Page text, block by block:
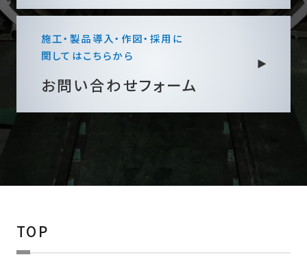
施工・製品導入・作図・採用に
関してはこちらから
お問い合わせフォーム
TOP